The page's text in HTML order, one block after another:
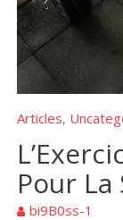
Articles,
Pour La
bi9B0ss-1